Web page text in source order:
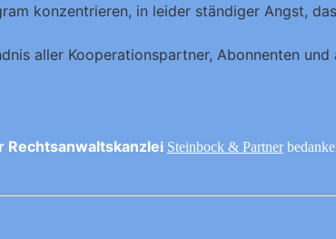
konzentrieren, in leider ständiger Angst,
aller Kooperationspartner, Abonnenten
Rechtsanwaltskanzlei Steinbock & Partner